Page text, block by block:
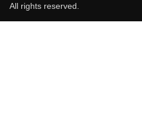
All rights reserved.